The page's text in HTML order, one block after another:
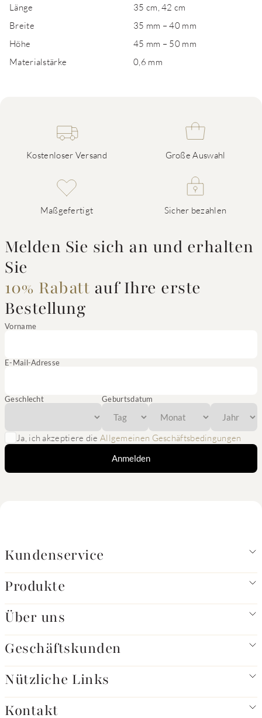
Länge
35 cm, 42 cm
Breite
35 mm – 40 mm
Höhe
45 mm – 50 mm
Materialstärke
0,6 mm
Kostenloser Versand Große Auswahl
Maßgefertigt Sicher bezahlen
Melden Sie sich an und erhalten
Sie
10% Rabatt auf Ihre erste
Bestellung
Vorname
E-Mail-Adresse
Geschlecht Geburtsdatum
Ja, ich akzeptiere die Allgemeinen Geschäftsbedingungen
Anmelden
Kundenservice
Produkte
Über uns
Geschäftskunden
Nützliche Links
Kontakt